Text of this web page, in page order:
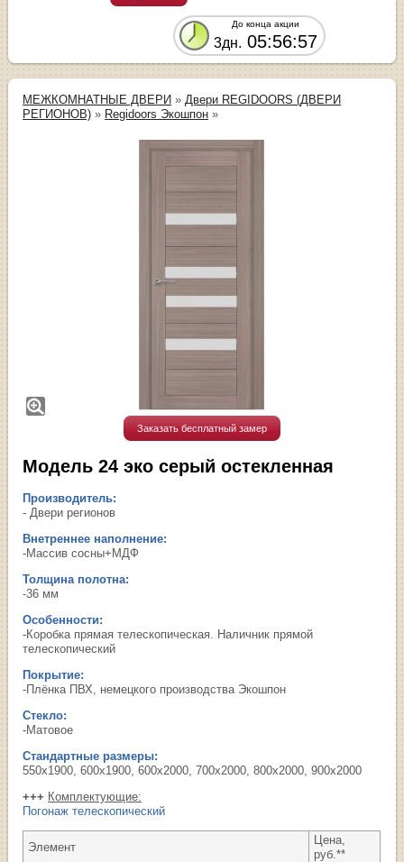
До конца акции
3дн. 05:56:57
МЕЖКОМНАТНЫЕ ДВЕРИ » Двери REGIDOORS (ДВЕРИ
РЕГИОНОВ) » Regidoors Экошпон »
Заказать бесплатный замер
Модель 24 эко серый остекленная
Производитель:
- Двери регионов
Внетреннее наполнение:
-Массив сосны+МДФ
Толщина полотна:
-36 мм
Особенности:
-Коробка прямая телескопическая. Наличник прямой
телескопический
Покрытие:
-Плёнка ПВХ, немецкого производства Экошпон
Стекло:
-Матовое
Стандартные размеры:
550х1900, 600х1900, 600х2000, 700х2000, 800х2000, 900х2000
+++ Комплектующие:
Погонаж телескопический
Элемент
Цена,
руб.**